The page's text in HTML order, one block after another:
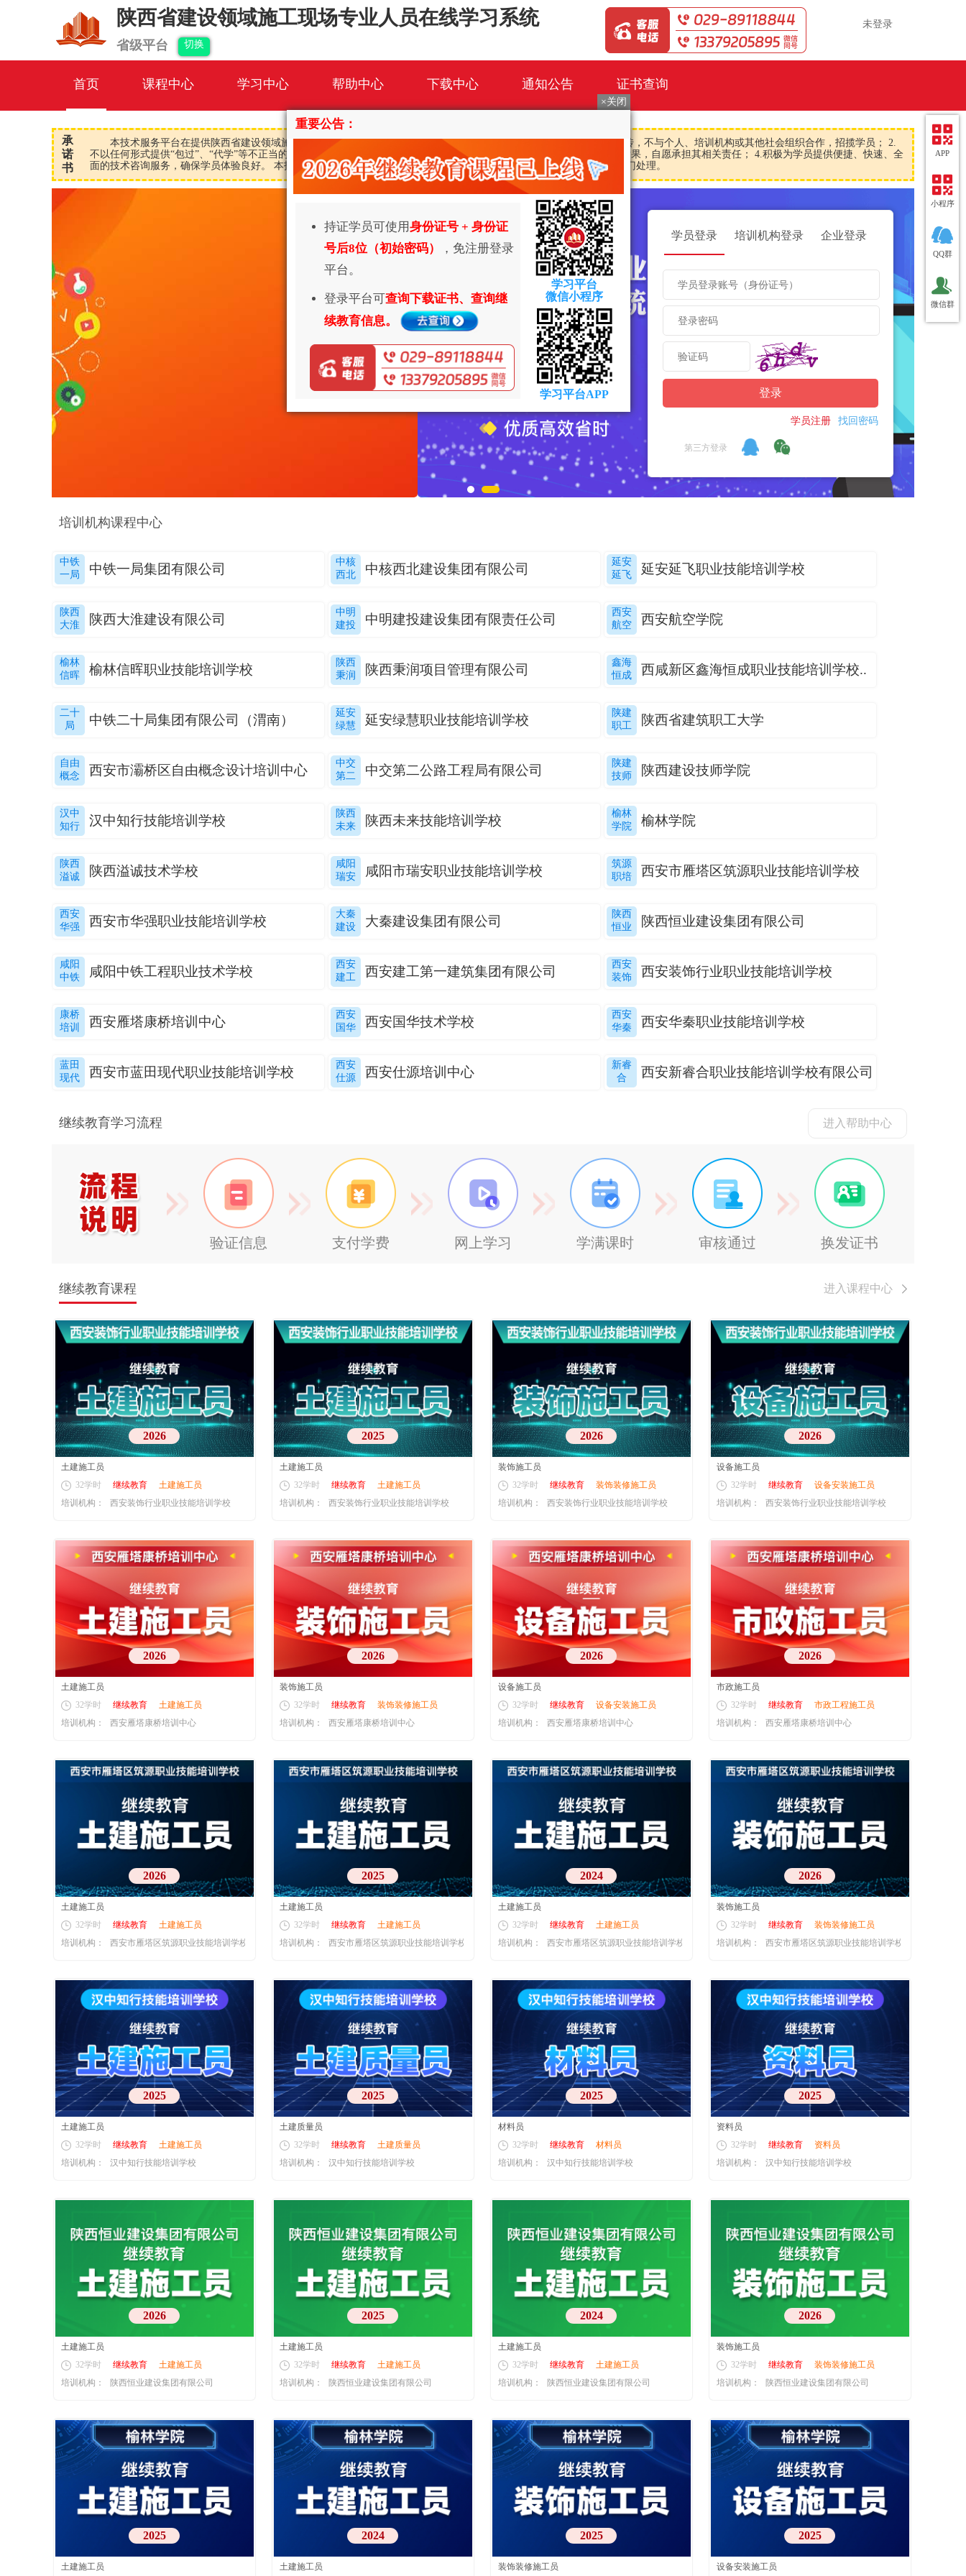
陕西省建设领域施工现场专业人员在线学习系统
省级平台 切换
未登录
首页 课程中心 学习中心 帮助中心 下载中心 通知公告 证书查询
APP
小程序
QQ群
微信群
承
诺
书
本技术服务平台在提供陕西省建设领域施工现场专业人员网络学习服务期间，承诺如下： 1.不以任何形式进行虚假宣传，不与个人、培训机构或其他社会组织合作，招揽学员； 2.
不以任何形式提供“包过”、“代学”等不正当的网络学习服务； 3.不以任何形式泄露学员信息，泄露学员信息而导致的不良后果，自愿承担其相关责任； 4.积极为学员提供便捷、快速、全
面的技术咨询服务，确保学员体验良好。 本技术服务平台如有上述违反承诺行为，自愿接受并承担主管部门及其他有关部门处理。
培训机构课程中心
中铁
一局
中铁一局集团有限公司
中核
西北
中核西北建设集团有限公司
延安
延飞
延安延飞职业技能培训学校
陕西
大淮
陕西大淮建设有限公司
中明
建投
中明建投建设集团有限责任公司
西安
航空
西安航空学院
榆林
信晖
榆林信晖职业技能培训学校
陕西
秉润
陕西秉润项目管理有限公司
鑫海
恒成
西咸新区鑫海恒成职业技能培训学校..
二十
局
中铁二十局集团有限公司（渭南）
延安
绿慧
延安绿慧职业技能培训学校
陕建
职工
陕西省建筑职工大学
自由
概念
西安市灞桥区自由概念设计培训中心
中交
第二
中交第二公路工程局有限公司
陕建
技师
陕西建设技师学院
汉中
知行
汉中知行技能培训学校
陕西
未来
陕西未来技能培训学校
榆林
学院
榆林学院
陕西
溢诚
陕西溢诚技术学校
咸阳
瑞安
咸阳市瑞安职业技能培训学校
筑源
职培
西安市雁塔区筑源职业技能培训学校
西安
华强
西安市华强职业技能培训学校
大秦
建设
大秦建设集团有限公司
陕西
恒业
陕西恒业建设集团有限公司
咸阳
中铁
咸阳中铁工程职业技术学校
西安
建工
西安建工第一建筑集团有限公司
西安
装饰
西安装饰行业职业技能培训学校
康桥
培训
西安雁塔康桥培训中心
西安
国华
西安国华技术学校
西安
华秦
西安华秦职业技能培训学校
蓝田
现代
西安市蓝田现代职业技能培训学校
西安
仕源
西安仕源培训中心
新睿
合
西安新睿合职业技能培训学校有限公司
继续教育学习流程 进入帮助中心
验证信息 支付学费 网上学习 学满课时 审核通过 换发证书
继续教育课程 进入课程中心
2026
土建施工员
32学时
继续教育
土建施工员
培训机构：
西安装饰行业职业技能培训学校
2025
土建施工员
32学时
继续教育
土建施工员
培训机构：
西安装饰行业职业技能培训学校
2026
装饰施工员
32学时
继续教育
装饰装修施工员
培训机构：
西安装饰行业职业技能培训学校
2026
设备施工员
32学时
继续教育
设备安装施工员
培训机构：
西安装饰行业职业技能培训学校
2026
土建施工员
32学时
继续教育
土建施工员
培训机构：
西安雁塔康桥培训中心
2026
装饰施工员
32学时
继续教育
装饰装修施工员
培训机构：
西安雁塔康桥培训中心
2026
设备施工员
32学时
继续教育
设备安装施工员
培训机构：
西安雁塔康桥培训中心
2026
市政施工员
32学时
继续教育
市政工程施工员
培训机构：
西安雁塔康桥培训中心
2026
土建施工员
32学时
继续教育
土建施工员
培训机构：
西安市雁塔区筑源职业技能培训学校
2025
土建施工员
32学时
继续教育
土建施工员
培训机构：
西安市雁塔区筑源职业技能培训学校
2024
土建施工员
32学时
继续教育
土建施工员
培训机构：
西安市雁塔区筑源职业技能培训学校
2026
装饰施工员
32学时
继续教育
装饰装修施工员
培训机构：
西安市雁塔区筑源职业技能培训学校
2025
土建施工员
32学时
继续教育
土建施工员
培训机构：
汉中知行技能培训学校
2025
土建质量员
32学时
继续教育
土建质量员
培训机构：
汉中知行技能培训学校
2025
材料员
32学时
继续教育
材料员
培训机构：
汉中知行技能培训学校
2025
资料员
32学时
继续教育
资料员
培训机构：
汉中知行技能培训学校
2026
土建施工员
32学时
继续教育
土建施工员
培训机构：
陕西恒业建设集团有限公司
2025
土建施工员
32学时
继续教育
土建施工员
培训机构：
陕西恒业建设集团有限公司
2024
土建施工员
32学时
继续教育
土建施工员
培训机构：
陕西恒业建设集团有限公司
2026
装饰施工员
32学时
继续教育
装饰装修施工员
培训机构：
陕西恒业建设集团有限公司
2025
土建施工员
2024
土建施工员
2025
装饰装修施工员
2025
设备安装施工员
×关闭